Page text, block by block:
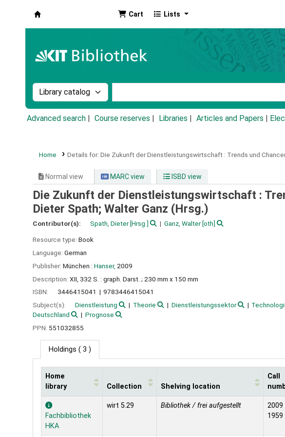
Cart Lists
Search the catalog by:
Advanced search Course reserves Libraries Articles and Papers
Home Details for: Die Zukunft der Dienstleistungswirtschaft : Trends und
Normal view MARC view ISBD view
Die Zukunft der Dienstleistungswirtschaft :
Dieter Spath; Walter Ganz (Hrsg.)
Contributor(s): Spath, Dieter[Hrsg.] Ganz, Walter[oth]
Resource type: Book
Language: German
Publisher: München : Hanser, 2009
Description: XII, 332 S. : graph. Darst. ; 230 mm x 150 mm
ISBN:
3446415041
9783446415041
Subject(s):
Dienstleistung Theorie Dienstleistungssektor
Deutschland
Prognose
PPN: 551032855
Holdings ( 3 )
Holdings
Home
library
Collection Shelving location
Call
Fachbibliothek
HKA
wirt 5.29 Bibliothek / frei aufgestellt
2009
1959